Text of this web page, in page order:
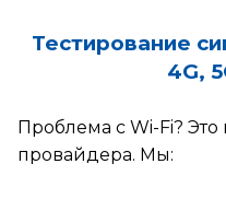
Тестирование
4G,
Проблема с Wi-Fi? Это
провайдера. Мы:
дня неограниченное
от нас
работы
Спасибо за